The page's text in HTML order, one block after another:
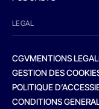
LEGAL
CGVMENTIONS
GESTION DES
POLITIQUE
CONDITIONS